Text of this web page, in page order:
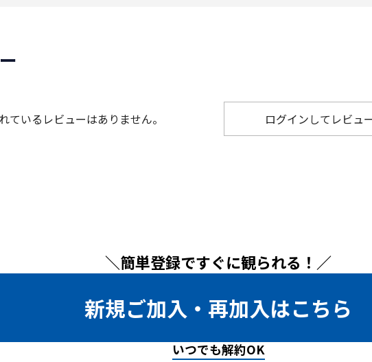
ているレビューはありません。 ログインしてレビュ
＼簡単登録ですぐに観られる！／
新規ご加入・再加入はこちら
いつでも解約OK